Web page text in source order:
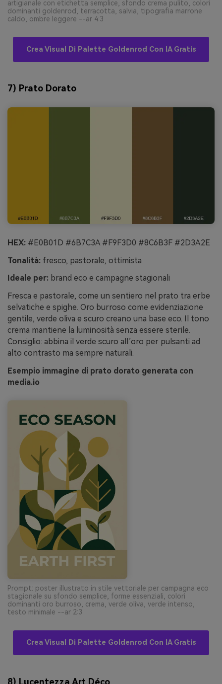
artigianale con etichetta semplice, sfondo crema pulito, colori
dominanti goldenrod, terracotta, salvia, tipografia marrone
caldo, ombre leggere --ar 4:3
Crea Visual Di Palette Goldenrod Con IA Gratis
7) Prato Dorato
HEX: #E0B01D #6B7C3A #F9F3D0 #8C6B3F #2D3A2E
Tonalità: fresco, pastorale, ottimista
Ideale per: brand eco e campagne stagionali
Fresca e pastorale, come un sentiero nel prato tra erbe
selvatiche e spighe. Oro burroso come evidenziazione
gentile, verde oliva e scuro creano una base eco. Il tono
crema mantiene la luminosità senza essere sterile.
Consiglio: abbina il verde scuro all’oro per pulsanti ad
alto contrasto ma sempre naturali.
Esempio immagine di prato dorato generata con
media.io
Prompt: poster illustrato in stile vettoriale per campagna eco
stagionale su sfondo semplice, forme essenziali, colori
dominanti oro burroso, crema, verde oliva, verde intenso,
testo minimale --ar 2:3
Crea Visual Di Palette Goldenrod Con IA Gratis
8) Lucentezza Art Déco